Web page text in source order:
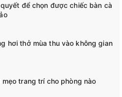
quyết để chọn được chiếc bàn cà
hơi thở mùa thu vào không gian
mẹo trang trí cho phòng nào